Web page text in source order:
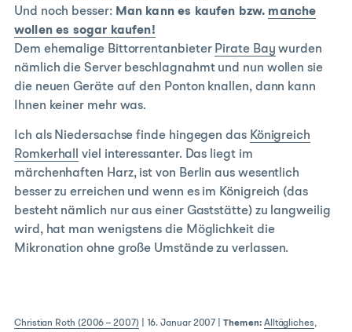
Und noch besser: Man kann es kaufen bzw. manche
wollen es sogar kaufen!
Dem ehemalige Bittorrentanbieter Pirate Bay wurden
nämlich die Server beschlagnahmt und nun wollen sie
die neuen Geräte auf den Ponton knallen, dann kann
Ihnen keiner mehr was.
Ich als Niedersachse finde hingegen das Königreich
Romkerhall
viel interessanter. Das liegt im
märchenhaften Harz, ist von Berlin aus wesentlich
besser zu erreichen und wenn es im Königreich (das
besteht nämlich nur aus einer Gaststätte) zu langweilig
wird, hat man wenigstens die Möglichkeit die
Mikronation ohne große Umstände zu verlassen.
Christian Roth (2006 – 2007)| 16. Januar 2007 |Themen: Alltägliches,